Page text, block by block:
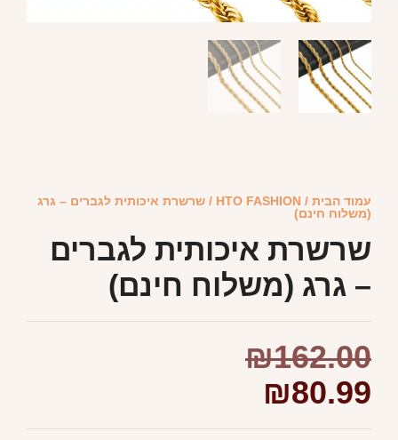
עמוד הבית /
HTO FASHION / שרשרת איכותית לגברים – גרג
(משלוח חינם)
שרשרת איכותית לגברים
– גרג (משלוח חינם)
₪162.00
₪80.99